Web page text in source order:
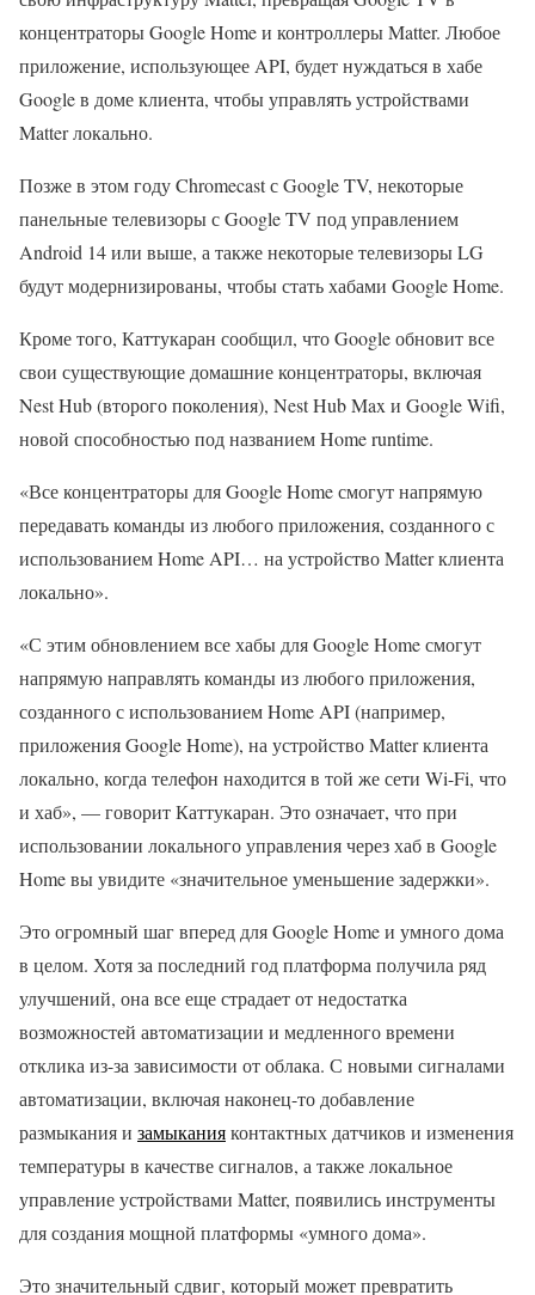
концентраторы Google Home и контроллеры Matter. Любое
приложение, использующее API, будет нуждаться в хабе
Google в доме клиента, чтобы управлять устройствами
Matter локально.
Позже в этом году Chromecast с Google TV, некоторые
панельные телевизоры с Google TV под управлением
Android 14 или выше, а также некоторые телевизоры LG
будут модернизированы, чтобы стать хабами Google Home.
Кроме того, Каттукаран сообщил, что Google обновит все
свои существующие домашние концентраторы, включая
Nest Hub (второго поколения), Nest Hub Max и Google Wifi,
новой способностью под названием Home runtime.
«Все концентраторы для Google Home смогут напрямую
передавать команды из любого приложения, созданного с
использованием Home API… на устройство Matter клиента
локально».
«С этим обновлением все хабы для Google Home смогут
напрямую направлять команды из любого приложения,
созданного с использованием Home API (например,
приложения Google Home), на устройство Matter клиента
локально, когда телефон находится в той же сети Wi-Fi, что
и хаб», — говорит Каттукаран. Это означает, что при
использовании локального управления через хаб в Google
Home вы увидите «значительное уменьшение задержки».
Это огромный шаг вперед для Google Home и умного дома
в целом. Хотя за последний год платформа получила ряд
улучшений, она все еще страдает от недостатка
возможностей автоматизации и медленного времени
отклика из-за зависимости от облака. С новыми сигналами
автоматизации, включая наконец-то добавление
размыкания и замыканияконтактных датчиков и изменения
температуры в качестве сигналов, а также локальное
управление устройствами Matter, появились инструменты
для создания мощной платформы «умного дома».
Это значительный сдвиг, который может превратить